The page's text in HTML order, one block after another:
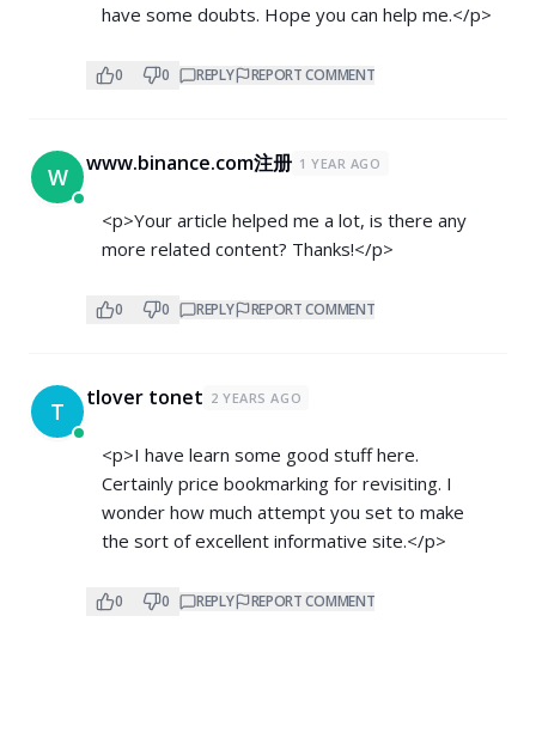
have some doubts. Hope you can help me.</p>
0 0 REPLY REPORT COMMENT
W www.binance.com注册 1 YEAR AGO
<p>Your article helped me a lot, is there any
more related content? Thanks!</p>
0 0 REPLY REPORT COMMENT
T tlover tonet 2 YEARS AGO
<p>I have learn some good stuff here.
Certainly price bookmarking for revisiting. I
wonder how much attempt you set to make
the sort of excellent informative site.</p>
0 0 REPLY REPORT COMMENT